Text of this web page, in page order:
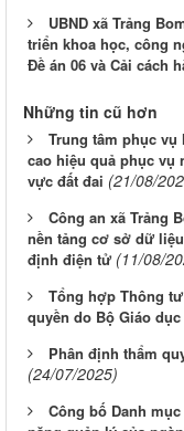
UBND xã Trảng
triển khoa học, công
Đề án 06 và Cải cách
Những tin cũ hơn
Trung tâm phục vụ
cao hiệu quả phục
vực đất đai (21/08/
Công an xã Trảng
nền tảng cơ sở dữ
định điện tử (11/08/
Tổng hợp Thông
quyền do Bộ Giáo
Phân định thẩm
(24/07/2025)
Công bố Danh